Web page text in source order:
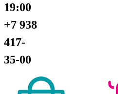
19:00
+7 938
417-
35-00